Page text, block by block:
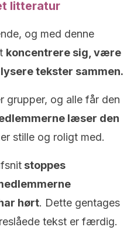
litteratur
og med denne
koncentrere sig, være
tekster sammen.
grupper, og alle får den
læser den
stille og roligt med.
stoppes
hørt. Dette gentages
tekst er færdig.